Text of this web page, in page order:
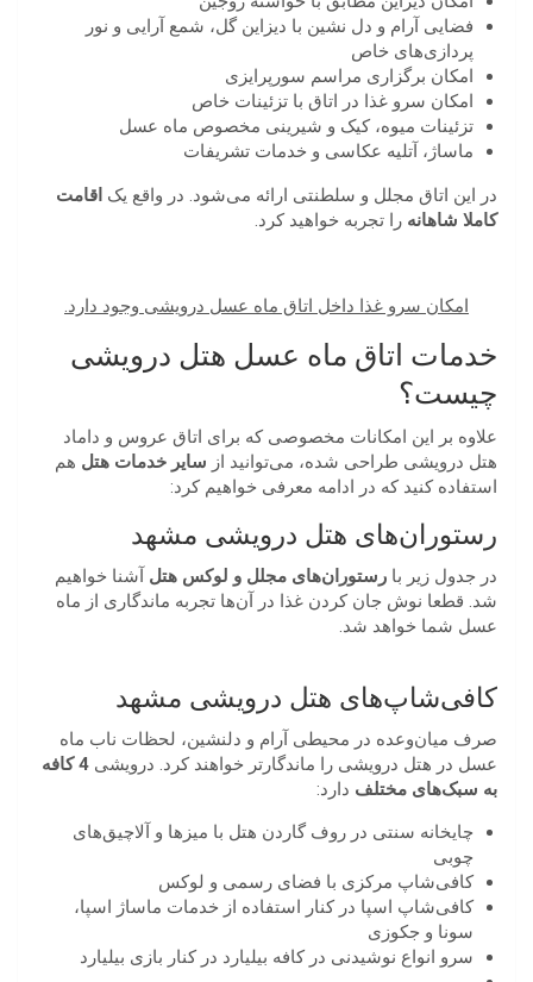
فضایی آرام و دل نشین با دیزاین گل، شمع آرایی و نور
پردازی‌های خاص
امکان برگزاری مراسم سورپرایزی
امکان سرو غذا در اتاق با تزئینات خاص
تزئینات میوه، کیک و شیرینی مخصوص ماه عسل
ماساژ، آتلیه عکاسی و خدمات تشریفات
در این اتاق مجلل و سلطنتی ارائه می‌شود. در واقع یک اقامت
کاملا شاهانه را تجربه خواهید کرد.
امکان سرو غذا داخل اتاق ماه عسل درویشی وجود دارد.
خدمات اتاق ماه عسل هتل درویشی
چیست؟
علاوه بر این امکانات مخصوصی که برای اتاق عروس و داماد
هتل درویشی طراحی شده، می‌توانید از سایر خدمات هتل هم
استفاده کنید که در ادامه معرفی خواهیم کرد:
رستوران‌های هتل درویشی مشهد
در جدول زیر با رستوران‌های مجلل و لوکس هتل آشنا خواهیم
شد. قطعا نوش جان کردن غذا در آن‌ها تجربه ماندگاری از ماه
عسل شما خواهد شد.
کافی‌شاپ‌های هتل درویشی مشهد
صرف میان‌وعده در محیطی آرام و دلنشین، لحظات ناب ماه
عسل در هتل درویشی را ماندگارتر خواهند کرد. درویشی
4 کافه
به سبک‌های مختلف دارد:
چایخانه سنتی در روف گاردن هتل با میزها و آلاچیق‌های
چوبی
کافی‌شاپ مرکزی با فضای رسمی و لوکس
کافی‌شاپ اسپا در کنار استفاده از خدمات ماساژ اسپا،
سونا و جکوزی
سرو انواع نوشیدنی در کافه بیلیارد در کنار بازی بیلیارد